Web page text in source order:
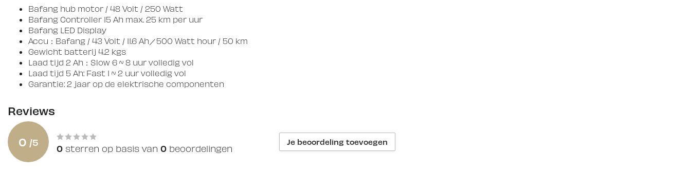
Bafang hub motor / 48 Volt / 250 Watt
Bafang Controller 15 Ah max. 25 km per uur
Bafang LED Display
Accu ： Bafang / 43 Volt / 11.6 Ah ／500 Watt hour / 50 km
Gewicht batterij 4.2 kgs
Laad tijd 2 Ah ： Slow 6 ~ 8 uur volledig vol
Laad tijd 5 Ah: Fast 1 ~ 2 uur volledig vol
Garantie: 2 jaar op de elektrische componenten
Reviews
0 /5
0 sterren op basis van 0 beoordelingen
Je beoordeling toevoegen